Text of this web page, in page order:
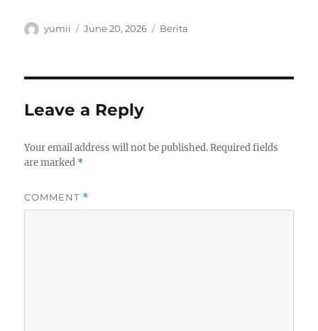
Author
yumii
Posted
June 20, 2026 Categories
Berita
Leave a Reply
Your email address will not be published. Required fields
are marked *
COMMENT *